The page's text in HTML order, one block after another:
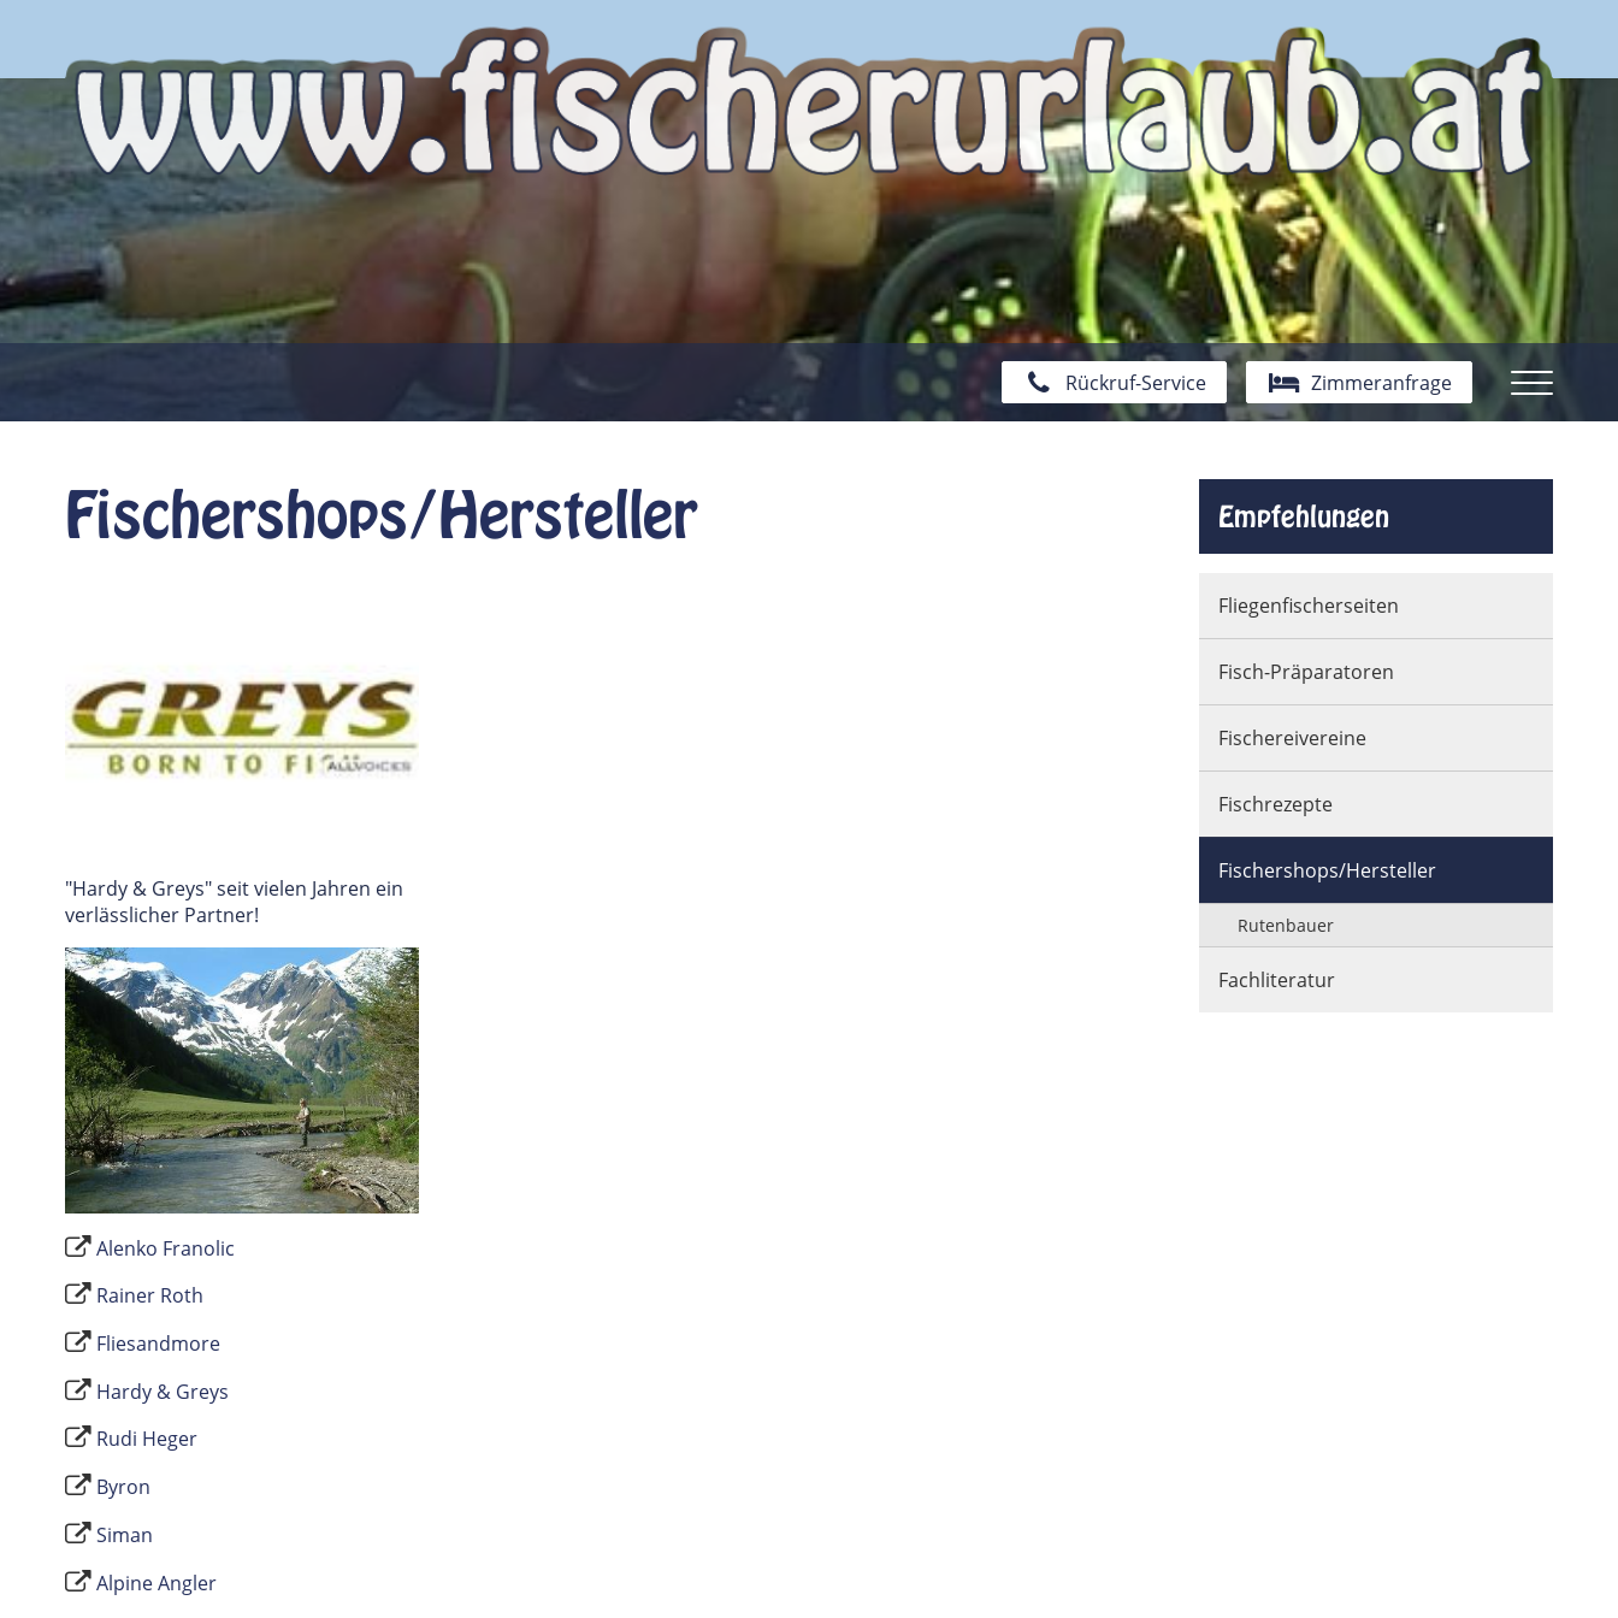
Rückruf-Service Zimmeranfrage
Fischershops/Hersteller
"Hardy & Greys" seit vielen Jahren ein
verlässlicher Partner!
Alenko Franolic
Rainer Roth
Fliesandmore
Hardy & Greys
Rudi Heger
Byron
Siman
Alpine Angler
Empfehlungen
Fliegenfischerseiten
Fisch-Präparatoren
Fischereivereine
Fischrezepte
Fischershops/Hersteller
Rutenbauer
Fachliteratur